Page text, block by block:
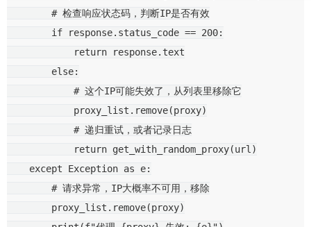
# 检查响应状态码，判断IP是否有效
if
response. status_code == 200:
return
response. text
else:
# 这个IP可能失效了，从列表里移除它
proxy_list . remove(proxy)
# 递归重试，或者记录日志
return get_with_random_proxy(url )
except
Exception as e:
# 请求异常，IP大概率不可用，移除
proxy_list . remove(proxy)